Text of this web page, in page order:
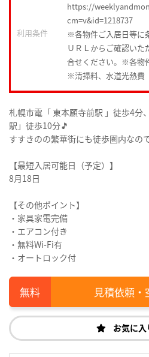
https://
cm=v&id=1218737
利用条件
※各物件ご入居日等に
ＵＲＬからご確認いた
合せください。※各物
※清掃料、水道光熱費
札幌市電「 東本願寺前駅 」徒歩4分
駅」徒歩10分🎵
すすきのの繁華街にも徒歩圏内なの
【最短入居可能日（予定）】
8月18日
【その他ポイント】
・家具家電完備
・エアコン付き
・無料Wi-Fi有
・オートロック付
見積依頼・
お気に